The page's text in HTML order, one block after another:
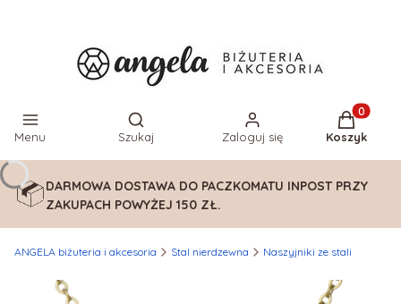
Menu
Otwórz wyszukiwarkę
Szukaj Zaloguj się
Produkty
Koszyk
DARMOWA DOSTAWA DO PACZKOMATU INPOST PRZY
ZAKUPACH POWYŻEJ 150 ZŁ.
ANGELA biżuteria i akcesoria Stal nierdzewna Naszyjniki ze stali